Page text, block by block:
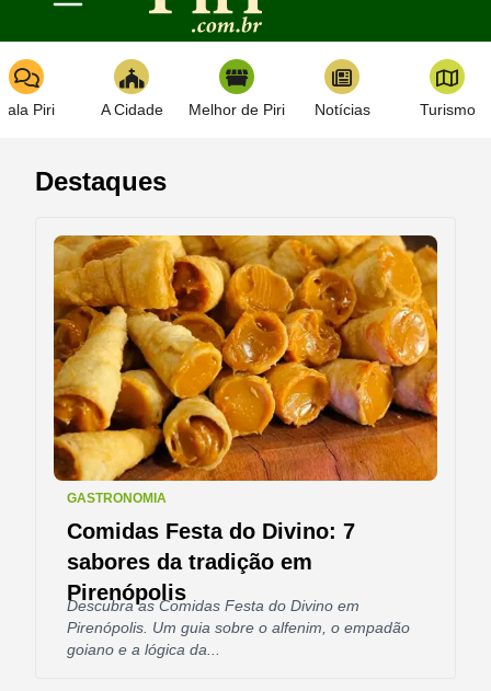
Toggle navigation
Piri A Cidade Melhor de Piri Notícias Turismo
Destaques
GASTRONOMIA
Comidas Festa do Divino: 7
sabores da tradição em
Pirenópolis
Descubra as Comidas Festa do Divino em
Pirenópolis. Um guia sobre o alfenim, o empadão
goiano e a lógica da...